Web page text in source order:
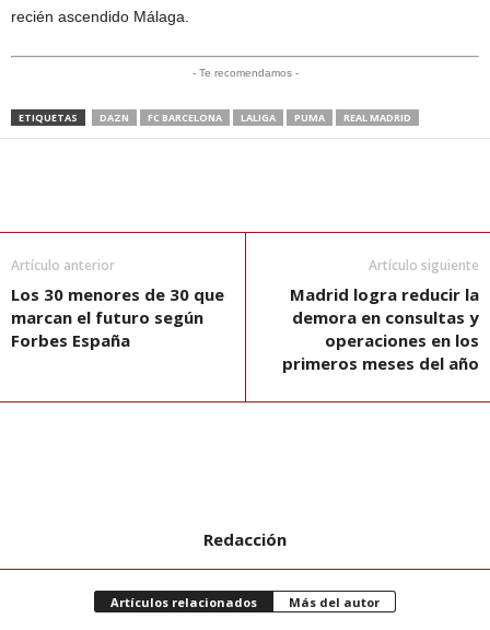
recién ascendido Málaga.
- Te recomendamos -
ETIQUETAS DAZN FC BARCELONA LALIGA PUMA REAL MADRID
Artículo anterior
Los 30 menores de 30 que
marcan el futuro según
Forbes España
Artículo siguiente
Madrid logra reducir la
demora en consultas y
operaciones en los
primeros meses del año
Redacción
Artículos relacionados Más del autor